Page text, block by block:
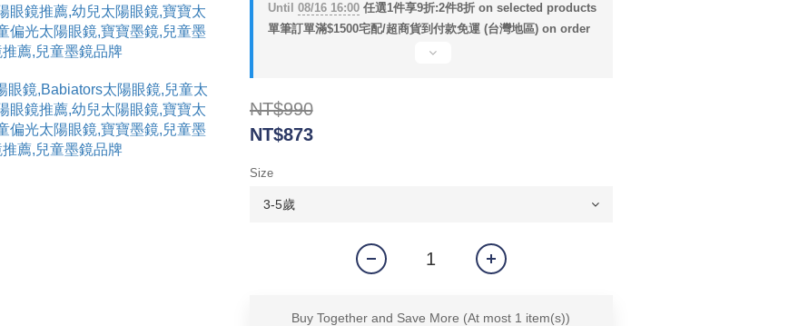
Until 08/16 16:00任選1件享9折:2件8折 on selected products
單筆訂單滿$1500宅配/超商貨到付款免運 (台灣地區) on order
NT$990
NT$873
Size
Buy Together and Save More (At most 1 item(s))